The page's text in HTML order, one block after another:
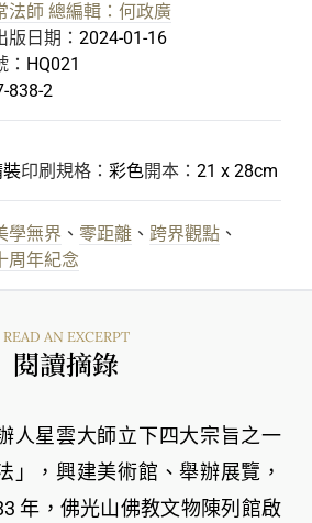
法師 總編輯：何政廣
版日期： 2024-01-16
： HQ021
838-2
印刷規格： 彩色開本： 21 x 28cm
學無界 、 零距離 、 跨界觀點 、
周年紀念
READ AN EXCERPT
閱讀摘錄
人星雲大師立下四大宗旨之一
」，興建美術館、舉辦展覽，
年，佛光山佛教文物陳列館啟